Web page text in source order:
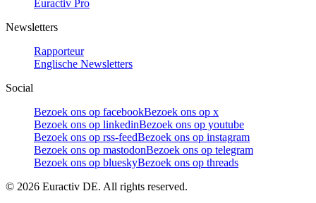
Euractiv Pro
Newsletters
Rapporteur
Englische Newsletters
Social
Bezoek ons op facebookBezoek ons op x
Bezoek ons op linkedinBezoek ons op youtube
Bezoek ons op rss-feedBezoek ons op instagram
Bezoek ons op mastodonBezoek ons op telegram
Bezoek ons op blueskyBezoek ons op threads
© 2026 Euractiv DE. All rights reserved.